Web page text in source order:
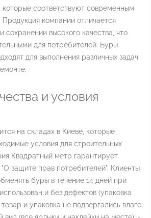
соответствуют современным
компании отличается
сохранении высокого качества, что
для потребителей. Буры
для выполнения различных задач
и условия
на складах в Киеве, которые
условия для строительных
Квадратный метр гарантирует
защите прав потребителей". Клиенты
буры в течение 14 дней при
и без дефектов (упаковка
и упаковка не подвергались влаге;